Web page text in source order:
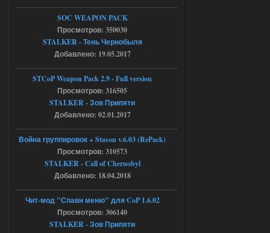
[error]Expression : FATAL ERROR
[error]Function :
CScriptEngine::lua_pcall_failed
[error]File : D:\a\OGSR-
Engine\OGSR-
Engine\ogsr_engine\COMMON_AI\scrip
t_engine.cpp
[error]Line : 75
[error]Description :
[CScriptEngine::lua_pcall_failed]: ... -
shadow of
chernobyl\gamedata\scripts\xr_camper.sc
ript:510: attempt to index local 'manager'
(a nil value)
Вылет после захода в Припять.
Ответить ➤
Скованные одной цепью
18:37
r4908778
с избавлением от баласта,
доходяга.
SOC WEAPON PACK
Просмотров: 350030
STALKER - Тень Чернобыля
Добавлено: 19.05.2017
STCoP Weapon Pack 2.9 - Full version
Просмотров: 316505
STALKER - Зов Припяти
Добавлено: 02.01.2017
Война группировок + Stason v.6.03 (RePack)
Просмотров: 310573
STALKER - Call of Chernobyl
Добавлено: 18.04.2018
Чит-мод "Спавн меню" для CoP 1.6.02
Просмотров: 306140
STALKER - Зов Припяти